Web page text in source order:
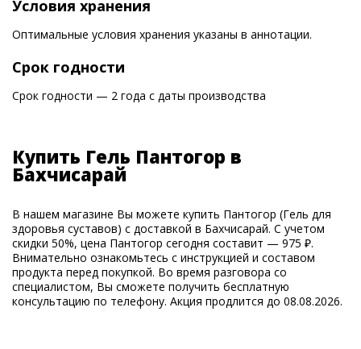
Условия хранения
Оптимальные условия хранения указаны в аннотации.
Срок годности
Срок годности — 2 года с даты производства
Купить Гель Пантогор в
Бахчисарай
В нашем магазине Вы можете купить Пантогор (Гель для
здоровья суставов) с доставкой в Бахчисарай. С учетом
скидки 50%, цена Пантогор сегодня составит — 975 ₽.
Внимательно ознакомьтесь с инструкцией и составом
продукта перед покупкой. Во время разговора со
специалистом, Вы сможете получить бесплатную
консультацию по телефону. Акция продлится до 08.08.2026.